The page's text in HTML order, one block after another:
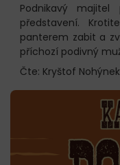
Podnikavý
představení.
panterem zabit a
příchozí podivný
Čte: Kryštof Nohýnek